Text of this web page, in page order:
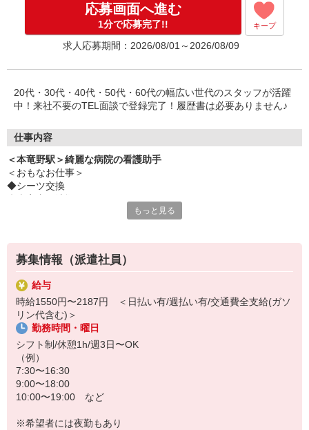
応募画面へ進む
1分で応募完了!! キープ
求人応募期間：2026/08/01～2026/08/09
20代・30代・40代・50代・60代の幅広い世代のスタッフが活躍
中！来社不要のTEL面談で登録完了！履歴書は必要ありません♪
仕事内容
＜本竜野駅＞綺麗な病院の看護助手
＜おもなお仕事＞
◆シーツ交換
シンプルな業務ばかりで未経験でも問題なし！
職場はおもに地域の方々が通う病院◎
バタバタと忙しく動き回るような忙しさは基本的にありません！
マイペースにコツコツと業務に取り組める環境です♪
もっと見る
募集情報（派遣社員）
給与
時給1550円〜2187円 ＜日払い有/週払い有/交通費全支給(ガソ
リン代含む)＞
勤務時間・曜日
シフト制/休憩1h/週3日〜OK
（例）
7:30〜16:30
9:00〜18:00
10:00〜19:00 など
※希望者には夜勤もあり